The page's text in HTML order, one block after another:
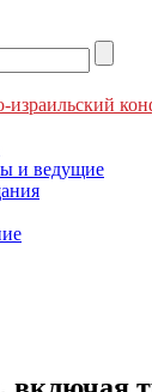
израильский
и ведущие